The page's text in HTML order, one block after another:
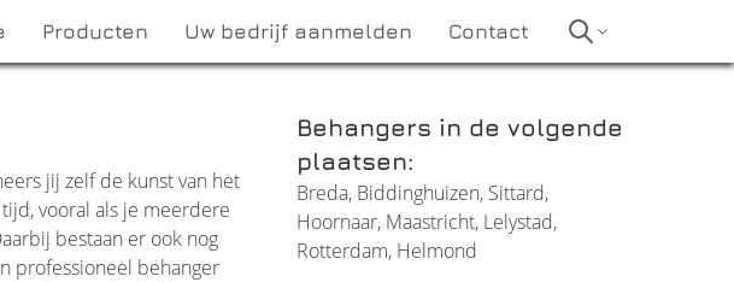
Producten Uw bedrijf aanmelden Contact
jij zelf de kunst van het
vooral als je meerdere
bestaan er ook nog
professioneel behanger
Behangers in de volgende
plaatsen:
Breda, Biddinghuizen, Sittard,
Hoornaar, Maastricht, Lelystad,
Rotterdam, Helmond